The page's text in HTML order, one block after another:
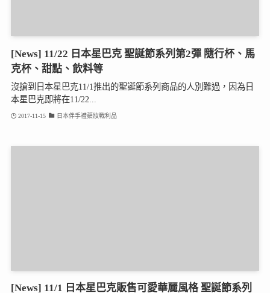
[News] 11/22 日本星巴克 聖誕節系列第2彈 隨行杯、馬
克杯、甜點、飲料等
沒搶到日本星巴克11/1推出的聖誕節系列商品的人別難過，因為日
本星巴克即將在11/22...
2017-11-15 日本伴手禮藥妝戰利品
[News] 11/1 日本星巴克販售可愛華麗風格 聖誕節系列